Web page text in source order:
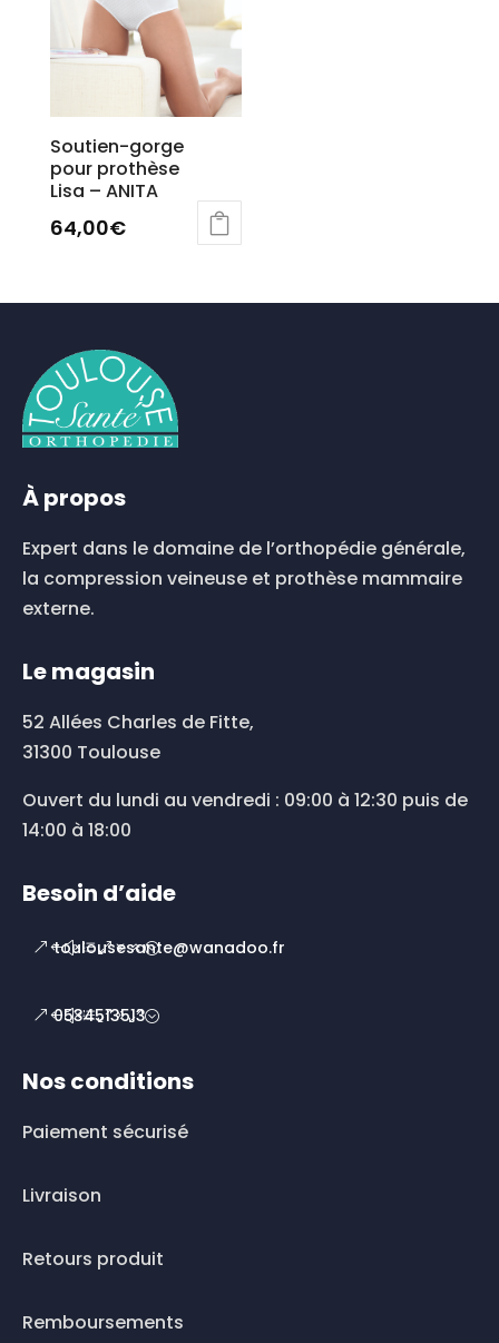
Soutien-gorge
pour prothèse
Lisa – ANITA
64,00€
a
variations.
Les
options
peuvent
être
sur
page
du
À propos
Expert dans le domaine de l’orthopédie générale,
la compression veineuse et prothèse mammaire
externe.
Le magasin
52 Allées Charles de Fitte,
31300 Toulouse
Ouvert du lundi au vendredi : 09:00 à 12:30 puis de
14:00 à 18:00
Besoin d’aide
toulousesante@wanadoo.fr
0534513513
Nos conditions
Paiement sécurisé
Livraison
Retours produit
Remboursements